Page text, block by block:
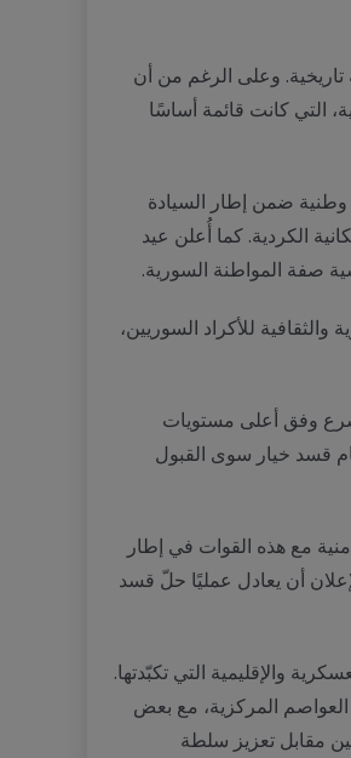
في 16 كانون الثاني/يناير، وثيقةً ذات أهمية تاريخية. وعلى الرغم من أن
التي كانت قائمة أساسًا
وطنية ضمن إطار السيادة
الكردية. كما أُعلن عيد
ضمان الدولة للحقوق اللغوية والثقافية للأكراد السوريين،
وفق أعلى مستويات
قسد خيار سوى القبول
مع هذه القوات في إطار
أن يعادل عمليًا حلّ قسد
والإقليمية التي تكبّدتها.
المركزية، مع بعض
مقابل تعزيز سلطة